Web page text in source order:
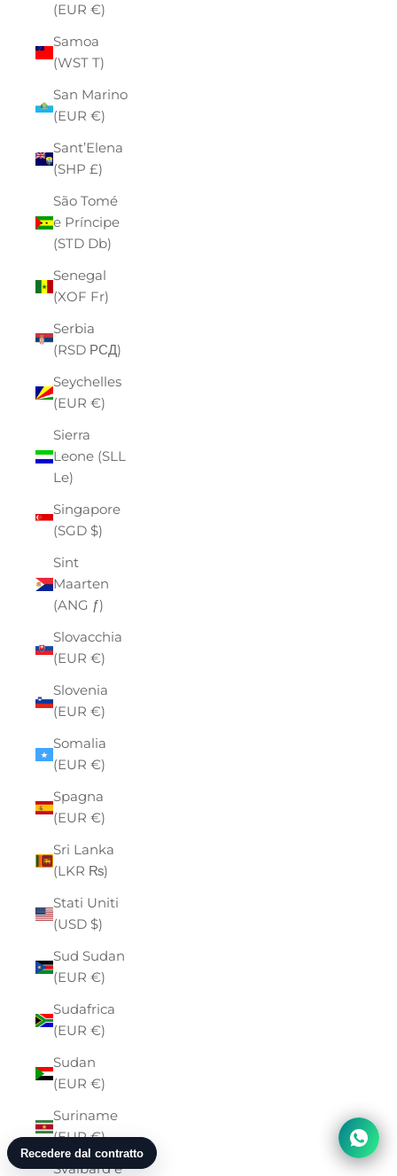
(EUR €)
Samoa
(WST T)
San Marino
(EUR €)
Sant’Elena
(SHP £)
São Tomé
e Príncipe
(STD Db)
Senegal
(XOF Fr)
Serbia
(RSD РСД)
Seychelles
(EUR €)
Sierra
Leone (SLL
Le)
Singapore
(SGD $)
Sint
Maarten
(ANG ƒ)
Slovacchia
(EUR €)
Slovenia
(EUR €)
Somalia
(EUR €)
Spagna
(EUR €)
Sri Lanka
(LKR ₨)
Stati Uniti
(USD $)
Sud Sudan
(EUR €)
Sudafrica
(EUR €)
Sudan
(EUR €)
Suriname
(EUR €)
Svalbard e